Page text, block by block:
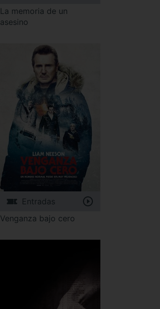
La memoria de un
asesino
Entradas
Venganza bajo cero